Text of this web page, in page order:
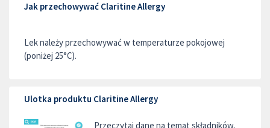
Jak przechowywać Claritine Allergy
Lek należy przechowywać w temperaturze pokojowej
(poniżej 25°C).
Ulotka produktu Claritine Allergy
Przeczytaj dane na temat składników,